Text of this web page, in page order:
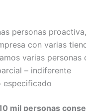
personas
con varias
varias
– indiferente
especificado
mil personas